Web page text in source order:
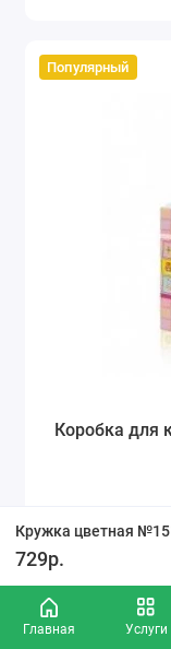
Главная Услуги
Кружка цветная
729р.
Популярный
Коробка для